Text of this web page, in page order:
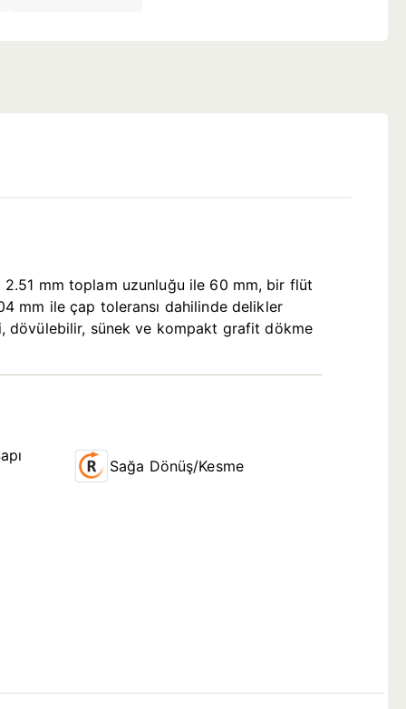
mm toplam uzunluğu ile 60 mm, bir flüt
mm ile çap toleransı dahilinde delikler
dövülebilir, sünek ve kompakt grafit dökme
Sağa Dönüş/Kesme